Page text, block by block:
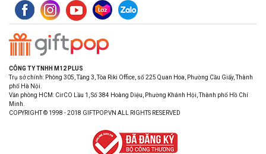
CÔNG TY TNHH M12 PLUS
Trụ sở chính: Phòng 305, Tầng 3, Tòa Riki Office, số 225 Quan Hoa, Phường Cầu Giấy, Thành
phố Hà Nội.
Văn phòng HCM: CirCO Lầu 1, Số 384 Hoàng Diệu, Phường Khánh Hội, Thành phố Hồ Chí
Minh.
COPYRIGHT © 1998 - 2018 GIFTPOP.VN ALL RIGHTS RESERVED